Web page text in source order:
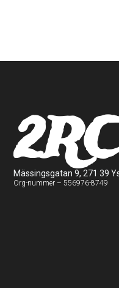
Mässingsgatan 9, 271 39
Org-nummer – 556976-8749